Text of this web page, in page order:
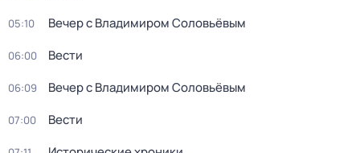
05:10 Вечер с Владимиром Соловьёвым
06:00 Вести
06:09 Вечер с Владимиром Соловьёвым
07:00 Вести